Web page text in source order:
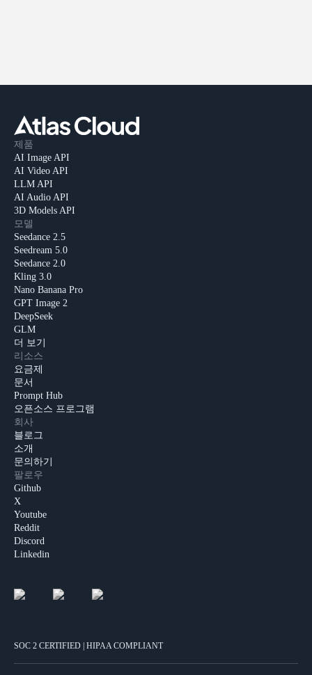
제품
AI Image API
AI Video API
LLM API
AI Audio API
3D Models API
모델
Seedance 2.5
Seedream 5.0
Seedance 2.0
Kling 3.0
Nano Banana Pro
GPT Image 2
DeepSeek
GLM
더 보기
리소스
요금제
문서
Prompt Hub
오픈소스 프로그램
회사
블로그
소개
문의하기
팔로우
Github
X
Youtube
Reddit
Discord
Linkedin
SOC 2 CERTIFIED | HIPAA COMPLIANT